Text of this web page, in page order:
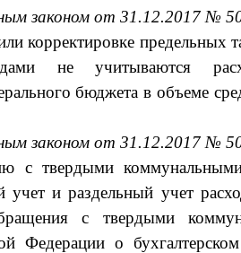
законом от 31.12.2017 №
корректировке предельных
не учитываются
бюджета в объеме
законом от 31.12.2017 №
с твердыми
учет и раздельный учет
с твердыми
Федерации о